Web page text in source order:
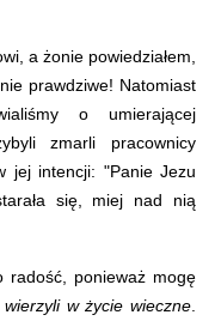
a żonie powiedziałem,
prawdziwe! Natomiast
o umierającej
zmarli pracownicy
jej intencji: "Panie Jezu
się, miej nad nią
ponieważ mogę
w życie wieczne